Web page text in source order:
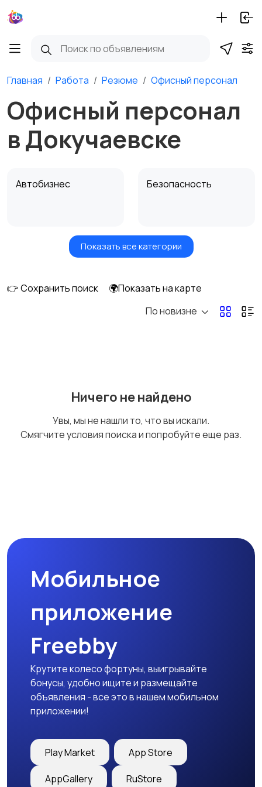
Главная Работа Резюме Офисный персонал
Офисный персонал
в Докучаевске
Автобизнес Безопасность
Бытовые услуги и
Высший менеджмент
Добыча сырья,
Медицина Начало карьеры
Образование и наука
закупки
Показать все категории
👉 Сохранить поиск
🌍Показать на карте
По новизне
Ничего не найдено
Увы, мы не нашли то, что вы искали.
Смягчите условия поиска и попробуйте еще раз.
Мобильное
приложение
Freebby
Крутите колесо фортуны, выигрывайте
бонусы, удобно ищите и размещайте
объявления - все это в нашем мобильном
приложении!
Play Market App Store
AppGallery RuStore